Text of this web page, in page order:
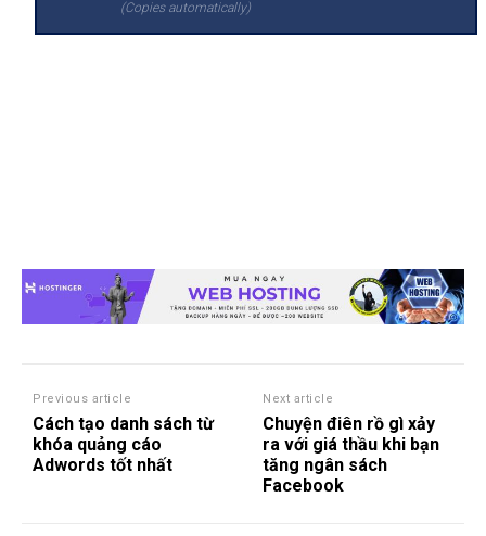
Previous article
Cách tạo danh sách từ
khóa quảng cáo
Adwords tốt nhất
Next article
Chuyện điên rồ gì xảy
ra với giá thầu khi bạn
tăng ngân sách
Facebook